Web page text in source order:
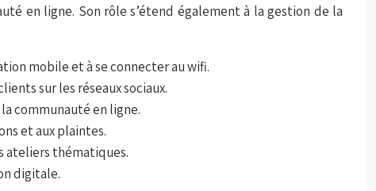
en ligne. Son rôle s’étend également à la gestion de la
mobile et à se connecter au wifi.
sur les réseaux sociaux.
communauté en ligne.
et aux plaintes.
ateliers thématiques.
digitale.